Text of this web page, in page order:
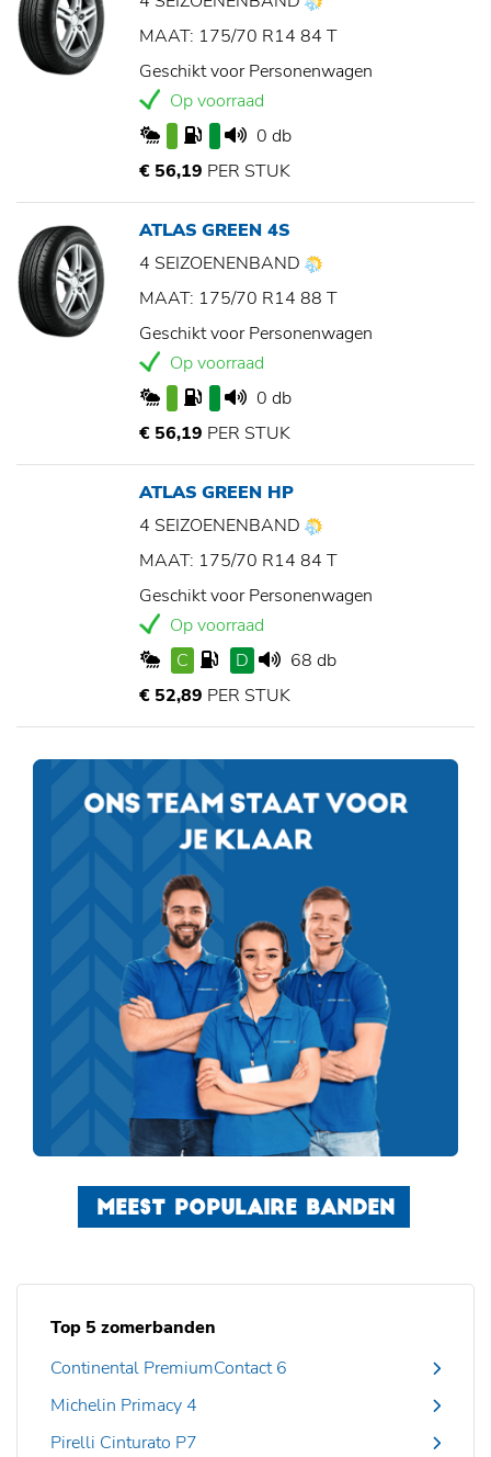
MAAT: 175/70 R14 84 T
Geschikt voor Personenwagen
Op voorraad
0 db
€ 56,19 PER STUK
ATLAS GREEN 4S
4 SEIZOENENBAND
MAAT: 175/70 R14 88 T
Geschikt voor Personenwagen
Op voorraad
0 db
€ 56,19 PER STUK
ATLAS GREEN HP
4 SEIZOENENBAND
MAAT: 175/70 R14 84 T
Geschikt voor Personenwagen
Op voorraad
C
D
68 db
€ 52,89 PER STUK
MEEST POPULAIRE BANDEN
Top 5 zomerbanden
Continental PremiumContact 6
Michelin Primacy 4
Pirelli Cinturato P7